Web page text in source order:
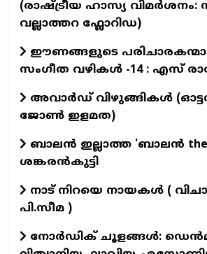
(രാഷ്ട്രീയ ഹാസ്യ
വല്ലാത്തറ ഫ്ലോറിഡ)
ഈണങ്ങളുടെ
സംഗീത വഴികള്‍ -14 : എസ്
അവാർഡ് വിഴുങ്ങികൾ
ജോൺ ഇളമത)
ബാലൻ ഇല്ലാത്ത 'ബാലൻ the
ശങ്കരൻകുട്ടി
നാട് നിറയെ നായകൾ (
പി.സീമ )
നോർഡിക് ചൂളങ്ങൾ: